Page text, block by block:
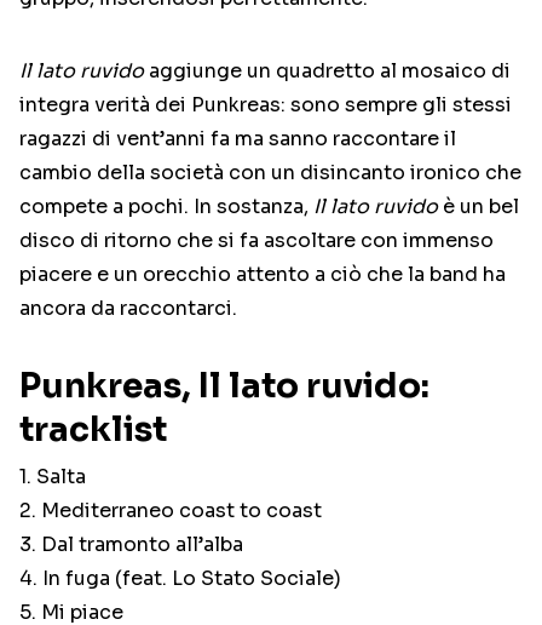
Il lato ruvidoaggiunge un quadretto al mosaico di
integra verità dei Punkreas: sono sempre gli stessi
ragazzi di vent’anni fa ma sanno raccontare il
cambio della società con un disincanto ironico che
compete a pochi. In sostanza, Il lato ruvidoè un bel
disco di ritorno che si fa ascoltare con immenso
piacere e un orecchio attento a ciò che la band ha
ancora da raccontarci.
Punkreas, Il lato ruvido:
tracklist
1. Salta
2. Mediterraneo coast to coast
3. Dal tramonto all’alba
4. In fuga (feat. Lo Stato Sociale)
5. Mi piace